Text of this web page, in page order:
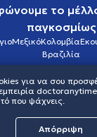
το
παγκοσμίως
ΜεξικόΚολομβία
Βραζιλία
Πολιτική
© 2026
για να σου
που ψάχνεις.
Απόρριψη